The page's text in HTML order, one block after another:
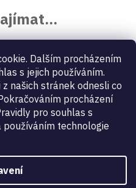
Dalším procházením
s jejich používáním.
našich stránek odnesli co
procházení
pro souhlas s
technologie